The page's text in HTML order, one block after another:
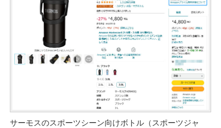
サーモスのスポーツシーン向けボトル（スポーツジャ